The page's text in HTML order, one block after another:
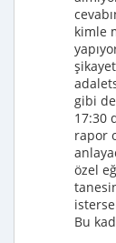
kimle
gibi
17:30
rapor
özel
Bu